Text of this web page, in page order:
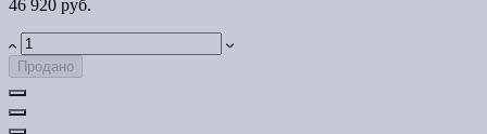
46 920 руб.
Продано